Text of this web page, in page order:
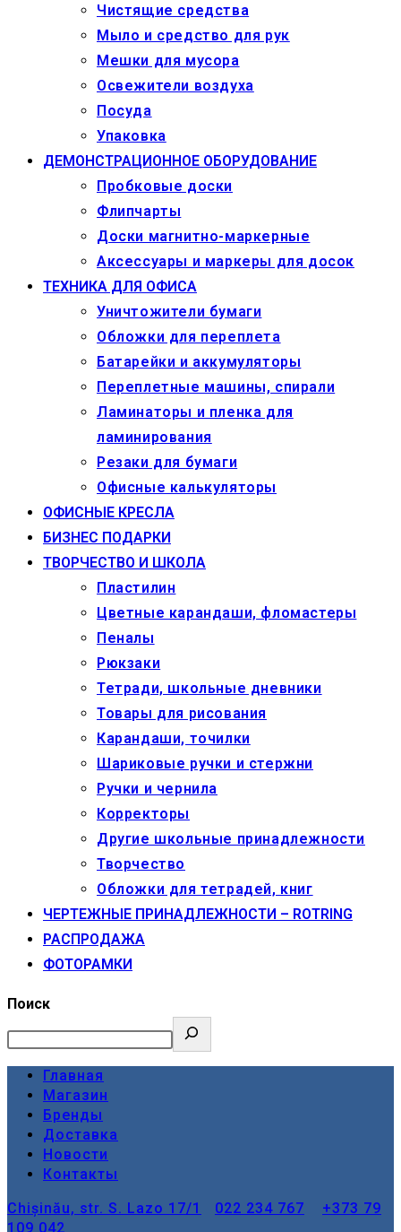
Чистящие средства
Мыло и средство для рук
Мешки для мусора
Освежители воздуха
Посуда
Упаковка
ДЕМОНСТРАЦИОННОЕ ОБОРУДОВАНИЕ
Пробковые доски
Флипчарты
Доски магнитно-маркерные
Аксессуары и маркеры для досок
ТЕХНИКА ДЛЯ ОФИСА
Уничтожители бумаги
Обложки для переплета
Батарейки и аккумуляторы
Переплетные машины, спирали
Ламинаторы и пленка для
ламинирования
Резаки для бумаги
Офисные калькуляторы
ОФИСНЫЕ КРЕСЛА
БИЗНЕС ПОДАРКИ
ТВОРЧЕСТВО И ШКОЛА
Пластилин
Цветные карандаши, фломастеры
Пеналы
Рюкзаки
Тетради, школьные дневники
Товары для рисования
Карандаши, точилки
Шариковые ручки и стержни
Ручки и чернила
Корректоры
Другие школьные принадлежности
Творчество
Обложки для тетрадей, книг
ЧЕРТЕЖНЫЕ ПРИНАДЛЕЖНОСТИ – ROTRING
РАСПРОДАЖА
ФОТОРАМКИ
Поиск
Главная
Магазин
Бренды
Доставка
Новости
Контакты
Chișinău, str. S. Lazo 17/1
022 234 767
+373 79
109 042